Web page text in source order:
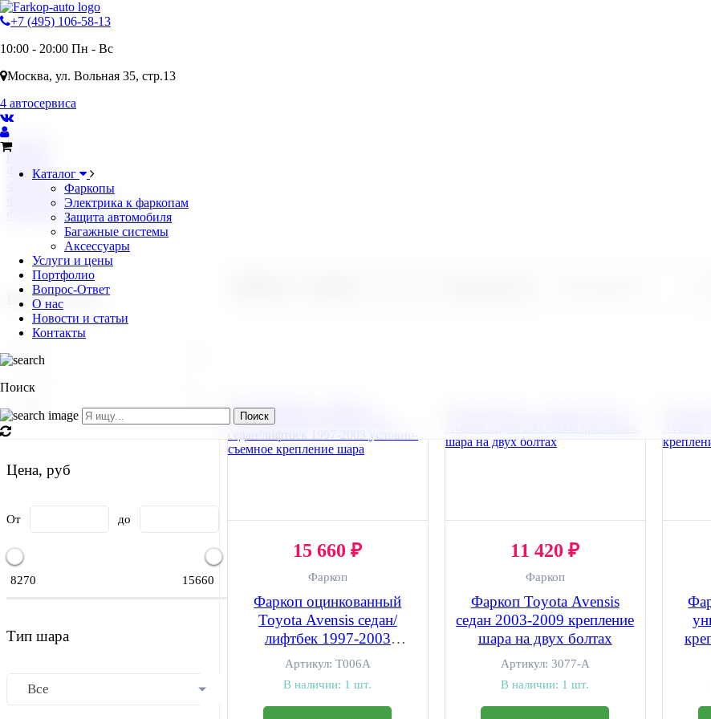
+7 (495) 106-58-13
10:00 - 20:00 Пн - Вс
Москва, ул. Вольная 35, стр.13
4 автосервиса
Каталог
Фаркопы
Электрика к фаркопам
Защита автомобиля
Багажные системы
Аксессуары
Услуги и цены
Портфолио
Вопрос-Ответ
О нас
Новости и статьи
Контакты
Поиск
Поиск
Главная
Каталог
Фаркопы
Фаркопы
Фаркопы TOYOTA
Фаркопы TOYOTA AVENSIS
Выберите авто
Цена, руб
От до
8270 15660
Тип шара
Все
15 660 ₽
Фаркоп
Фаркоп оцинкованный
Toyota Avensis седан/
лифтбек 1997-2003
условно-съемное
крепление шара
Артикул: T006A
В наличии: 1 шт.
11 420 ₽
Фаркоп
Фаркоп Toyota Avensis
седан 2003-2009 крепление
шара на двух болтах
Артикул: 3077-A
В наличии: 1 шт.